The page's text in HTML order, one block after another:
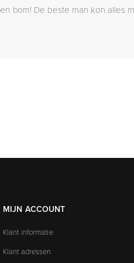
bom! De beste man kon alles
MIJN ACCOUNT
Klant informatie
Klant adressen